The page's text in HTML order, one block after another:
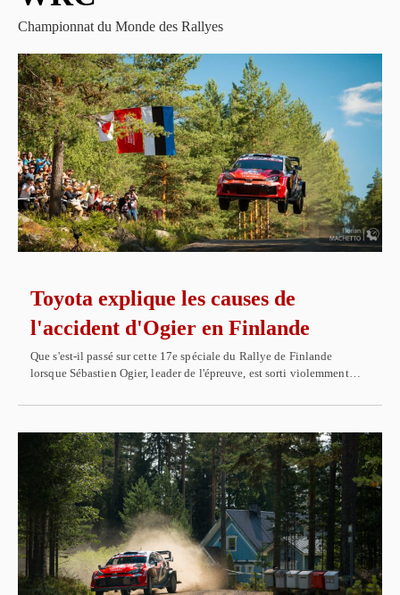
Championnat du Monde des Rallyes
Toyota explique les causes de
l'accident d'Ogier en Finlande
Que s'est-il passé sur cette 17e spéciale du Rallye de Finlande
lorsque Sébastien Ogier, leader de l'épreuve, est sorti violemment…